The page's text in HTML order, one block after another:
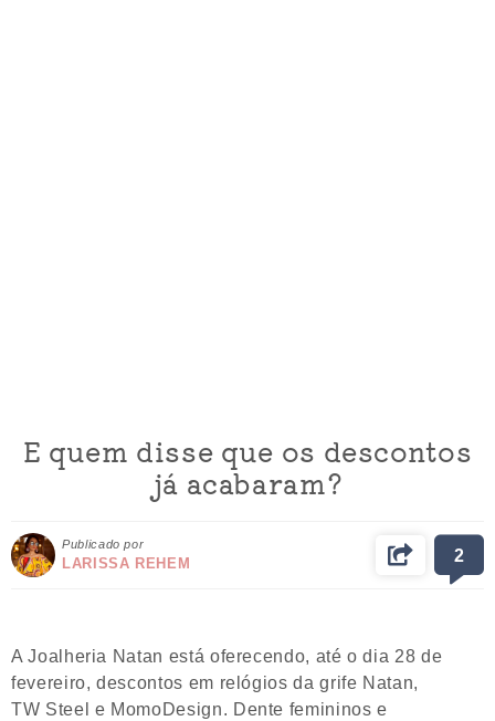
E quem disse que os descontos
já acabaram?
Publicado por
LARISSA REHEM 2
A Joalheria Natan está oferecendo, até o dia 28 de
fevereiro, descontos em relógios da grife Natan,
TW Steel e MomoDesign. Dente femininos e